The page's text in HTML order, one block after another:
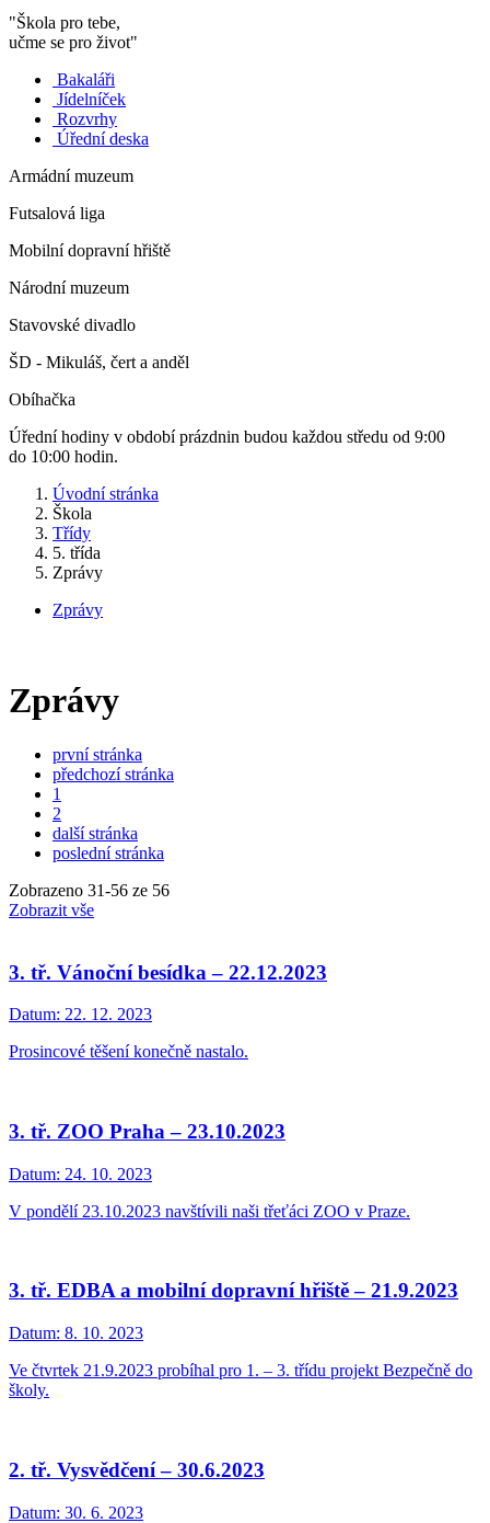
"Škola pro tebe,
učme se pro život"
Bakaláři
Jídelníček
Rozvrhy
Úřední deska
Armádní muzeum
Futsalová liga
Mobilní dopravní hřiště
Národní muzeum
Stavovské divadlo
ŠD - Mikuláš, čert a anděl
Obíhačka
Úřední hodiny v období prázdnin budou každou středu od 9:00
do 10:00 hodin.
Úvodní stránka
Škola
Třídy
5. třída
Zprávy
Zprávy
Zprávy
první stránka
předchozí stránka
1
2
další stránka
poslední stránka
Zobrazeno 31-56 ze 56
Zobrazit vše
3. tř. Vánoční besídka – 22.12.2023
Datum: 22. 12. 2023
Prosincové těšení konečně nastalo.
3. tř. ZOO Praha – 23.10.2023
Datum: 24. 10. 2023
V pondělí 23.10.2023 navštívili naši třeťáci ZOO v Praze.
3. tř. EDBA a mobilní dopravní hřiště – 21.9.2023
Datum: 8. 10. 2023
Ve čtvrtek 21.9.2023 probíhal pro 1. – 3. třídu projekt Bezpečně do
školy.
2. tř. Vysvědčení – 30.6.2023
Datum: 30. 6. 2023